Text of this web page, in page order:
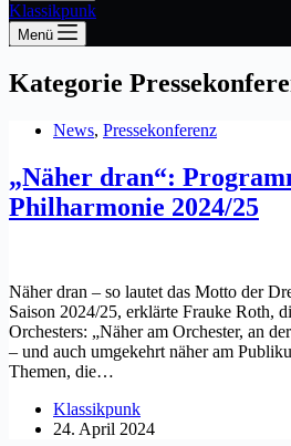
Klassikpunk
Menü
Kategorie
News, Pressekonferenz
„Näher dran“:
Philharmonie 2024/25
Näher dran – so lautet das Motto der
Saison 2024/25, erklärte Frauke Roth,
Orchesters: „Näher am Orchester, an
– und auch umgekehrt näher am
Themen, die…
Klassikpunk
24. April 2024